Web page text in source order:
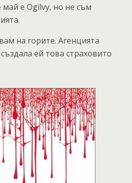
е Ogilvy, но не съм
на горите. Агенцията
ей това страховито